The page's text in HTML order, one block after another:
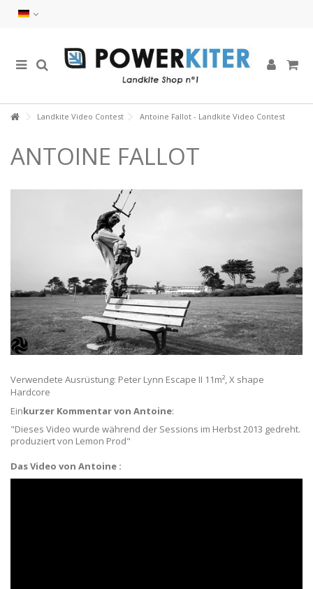
Landkite Video Contest Antoine Fallot - Landkite Video Contest
ANTOINE FALLOT
Verwendete Ausrüstung: Peter Lynn Escape II 11m², X shape
Hardcore
Einkurzer Kommentar von Antoine:
"Dieses Video wurde während der Sessions im Herbst 2013 gedreht.
produziert von Lemon Prod"
Das Video von Antoine :